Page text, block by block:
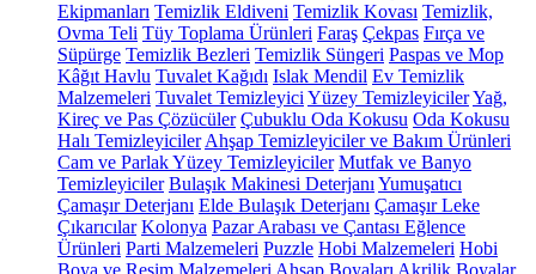
Ekipmanları Temizlik Eldiveni Temizlik Kovası Temizlik,
Ovma Teli Tüy Toplama Ürünleri Faraş Çekpas Fırça ve
Süpürge Temizlik Bezleri Temizlik Süngeri Paspas ve Mop
Kâğıt Havlu Tuvalet Kağıdı Islak Mendil Ev Temizlik
Malzemeleri Tuvalet Temizleyici Yüzey TemizleyicilerYağ,
Kireç ve Pas Çözücüler Çubuklu Oda Kokusu Oda Kokusu
Halı Temizleyiciler Ahşap Temizleyiciler ve Bakım Ürünleri
Cam ve Parlak Yüzey Temizleyiciler Mutfak ve Banyo
Temizleyiciler Bulaşık Makinesi Deterjanı Yumuşatıcı
Çamaşır Deterjanı Elde Bulaşık Deterjanı Çamaşır Leke
Çıkarıcılar Kolonya Pazar Arabası ve Çantası Eğlence
Ürünleri Parti Malzemeleri Puzzle Hobi Malzemeleri Hobi
Boya ve Resim Malzemeleri Ahşap Boyaları Akrilik Boyalar